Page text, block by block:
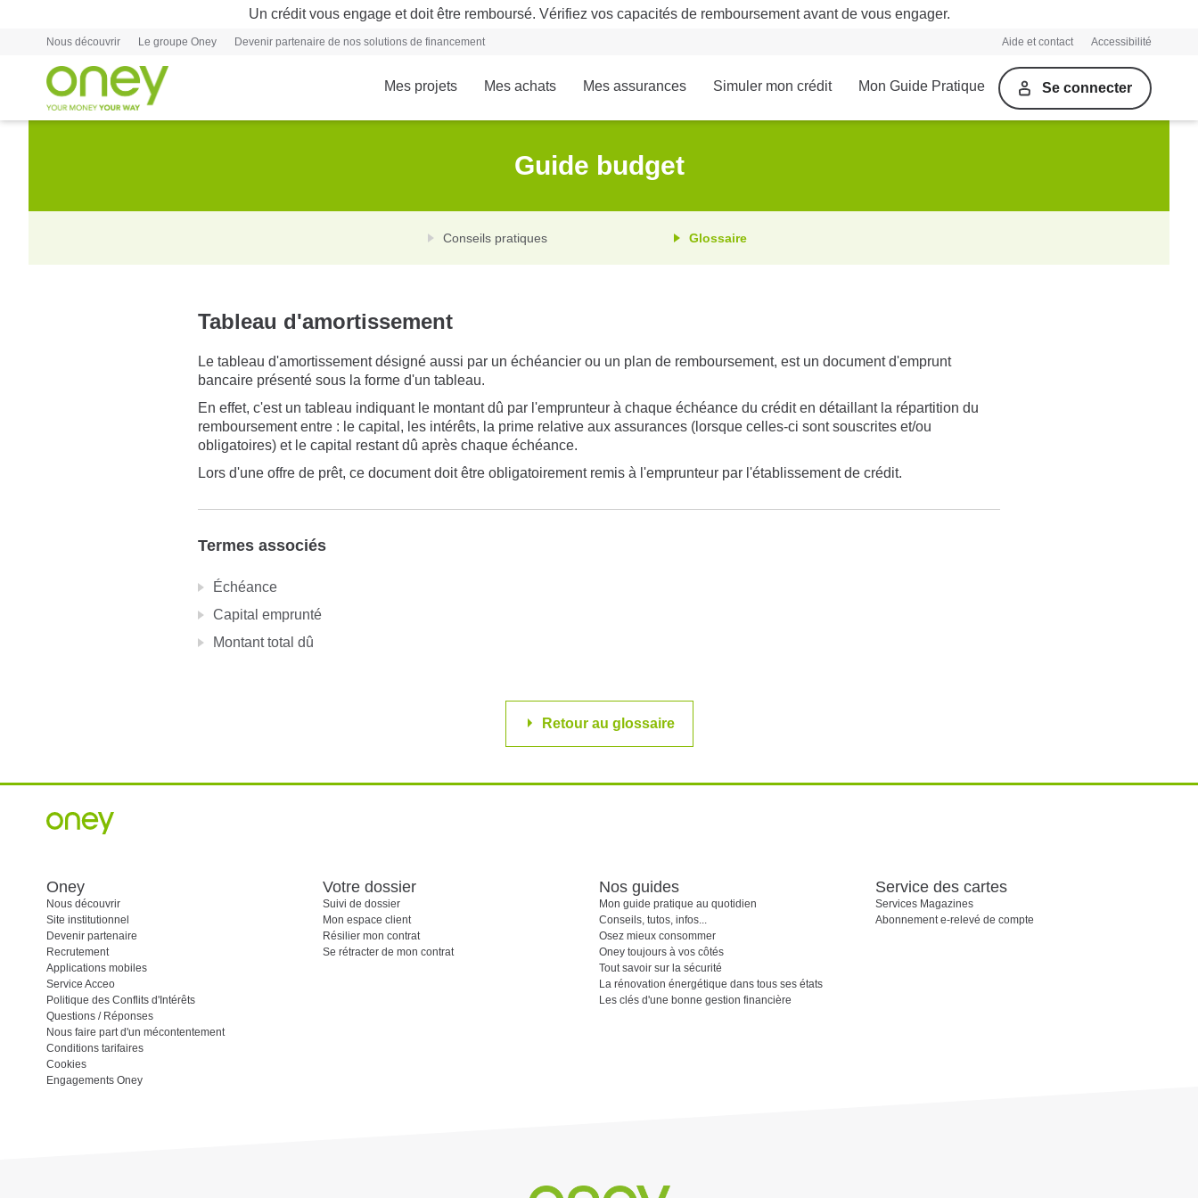
Un crédit vous engage et doit être remboursé. Vérifiez vos capacités de remboursement avant de vous engager.
Nous découvrir Le groupe Oney Devenir partenaire de nos solutions de financement Aide et contact Accessibilité
Mes projets Mes achats Mes assurances Simuler mon crédit Mon Guide Pratique Se connecter
Guide budget
Conseils pratiques Glossaire
Tableau d'amortissement
Le tableau d'amortissement désigné aussi par un échéancier ou un plan de remboursement, est un document d'emprunt
bancaire présenté sous la forme d'un tableau.
En effet, c'est un tableau indiquant le montant dû par l'emprunteur à chaque échéance du crédit en détaillant la répartition du
remboursement entre : le capital, les intérêts, la prime relative aux assurances (lorsque celles-ci sont souscrites et/ou
obligatoires) et le capital restant dû après chaque échéance.
Lors d'une offre de prêt, ce document doit être obligatoirement remis à l'emprunteur par l'établissement de crédit.
Termes associés
Échéance
Capital emprunté
Montant total dû
Retour au glossaire
Oney
Nous découvrir
Site institutionnel
Devenir partenaire
Recrutement
Applications mobiles
Service Acceo
Politique des Conflits d'Intérêts
Questions / Réponses
Nous faire part d'un mécontentement
Conditions tarifaires
Cookies
Engagements Oney
Votre dossier
Suivi de dossier
Mon espace client
Résilier mon contrat
Se rétracter de mon contrat
Nos guides
Mon guide pratique au quotidien
Conseils, tutos, infos...
Osez mieux consommer
Oney toujours à vos côtés
Tout savoir sur la sécurité
La rénovation énergétique dans tous ses états
Les clés d'une bonne gestion financière
Service des cartes
Services Magazines
Abonnement e-relevé de compte